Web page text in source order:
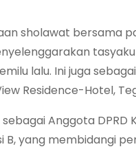
sholawat bersama
lalu. Ini juga
Residence-Hotel,
Anggota
B, yang membidangi